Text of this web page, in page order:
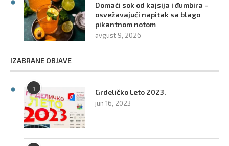
Domaći sok od kajsija i đumbira –
osvežavajući napitak sa blago
pikantnom notom
avgust 9, 2026
IZABRANE OBJAVE
1 Grdeličko Leto 2023.
jun 16, 2023